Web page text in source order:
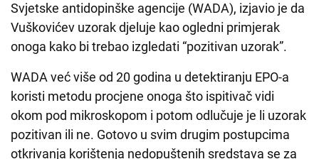
Svjetske antidopinške agencije (WADA), izjavio je da
Vuškovićev uzorak djeluje kao ogledni primjerak
onoga kako bi trebao izgledati “pozitivan uzorak”.
WADA već više od 20 godina u detektiranju EPO-a
koristi metodu procjene onoga što ispitivač vidi
okom pod mikroskopom i potom odlučuje je li uzorak
pozitivan ili ne. Gotovo u svim drugim postupcima
otkrivanja korištenja nedopuštenih sredstava se za